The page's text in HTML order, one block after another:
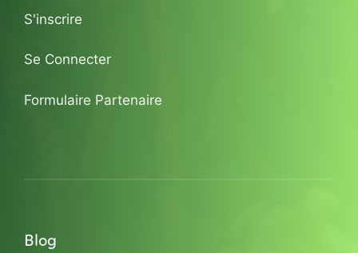
S'inscrire
Se Connecter
Formulaire Partenaire
Blog